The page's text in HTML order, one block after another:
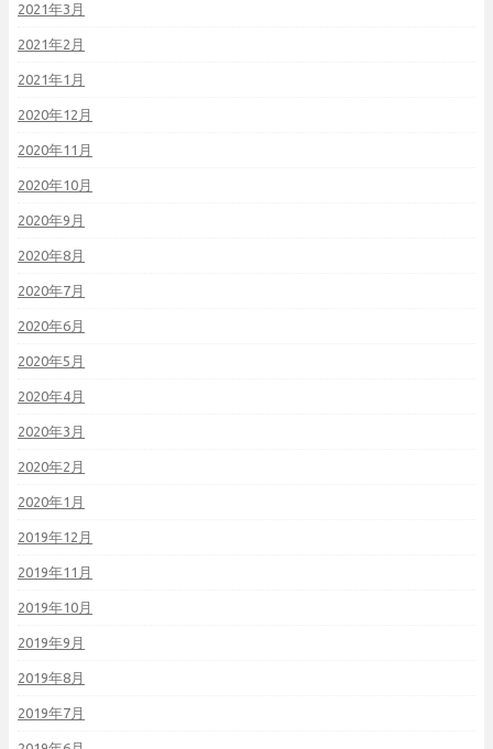
2021年3月
2021年2月
2021年1月
2020年12月
2020年11月
2020年10月
2020年9月
2020年8月
2020年7月
2020年6月
2020年5月
2020年4月
2020年3月
2020年2月
2020年1月
2019年12月
2019年11月
2019年10月
2019年9月
2019年8月
2019年7月